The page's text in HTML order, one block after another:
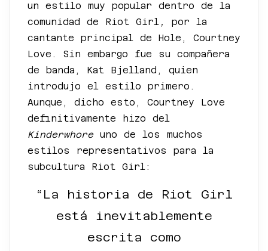
un estilo muy popular dentro de la
comunidad de Riot Girl , por la
cantante principal de Hole, Courtney
Love. Sin embargo fue su compañera
de banda, Kat Bjelland, quien
introdujo el estilo primero.
Aunque, dicho esto, Courtney Love
definitivamente hizo del
Kinderwhore uno de los muchos
estilos representativos para la
subcultura Riot Girl:
“La historia de Riot Girl
está inevitablemente
escrita como